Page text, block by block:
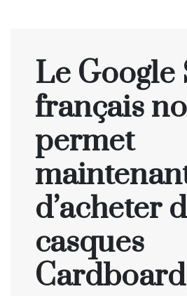
Le Google
français
permet
d’acheter
casques
Cardboard